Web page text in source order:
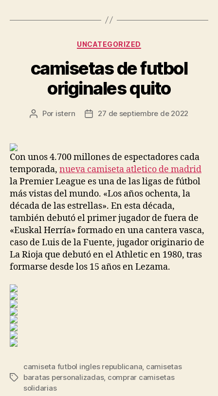
Categorías
UNCATEGORIZED
camisetas de futbol
originales quito
Autor
Por istern
Fecha27 de septiembre de 2022
Con unos 4.700 millones de espectadores cada
temporada, nueva camiseta atletico de madrid
la Premier League es una de las ligas de fútbol
más vistas del mundo. «Los años ochenta, la
década de las estrellas». En esta década,
también debutó el primer jugador de fuera de
«Euskal Herría» formado en una cantera vasca,
caso de Luis de la Fuente, jugador originario de
La Rioja que debutó en el Athletic en 1980, tras
formarse desde los 15 años en Lezama.
Etiquetas
camiseta futbol ingles republicana camisetas
baratas personalizadas, comprar camisetas
solidarias